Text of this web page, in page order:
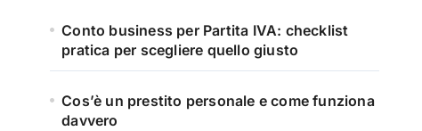
Conto business per Partita IVA: checklist
pratica per scegliere quello giusto
Cos’è un prestito personale e come funziona
davvero